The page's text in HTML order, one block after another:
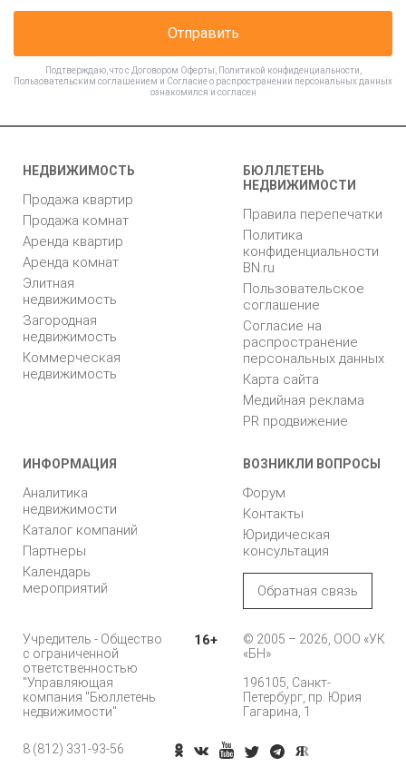
Отправить
Подтверждаю, что с Договором Оферты Политикой конфиденциальности
Пользовательским соглашением и Согласие о распространении персональных данных
ознакомился и согласен
НЕДВИЖИМОСТЬ
Продажа квартир
Продажа комнат
Аренда квартир
Аренда комнат
Элитная
недвижимость
Загородная
недвижимость
Коммерческая
недвижимость
БЮЛЛЕТЕНЬ
НЕДВИЖИМОСТИ
Правила перепечатки
Политика
конфиденциальности
BN.ru
Пользовательское
соглашение
Согласие на
распространение
персональных данных
Карта сайта
Медийная реклама
PR продвижение
ИНФОРМАЦИЯ
Аналитика
недвижимости
Каталог компаний
Партнеры
Календарь
мероприятий
ВОЗНИКЛИ ВОПРОСЫ
Форум
Контакты
Юридическая
консультация
Обратная связь
Учредитель - Общество
с ограниченной
ответственностью
"Управляющая
компания "Бюллетень
недвижимости"
16+
© 2005 – 2026, ООО «УК
«БН»
196105, Санкт-
Петербург, пр. Юрия
Гагарина, 1
8 (812) 331-93-56